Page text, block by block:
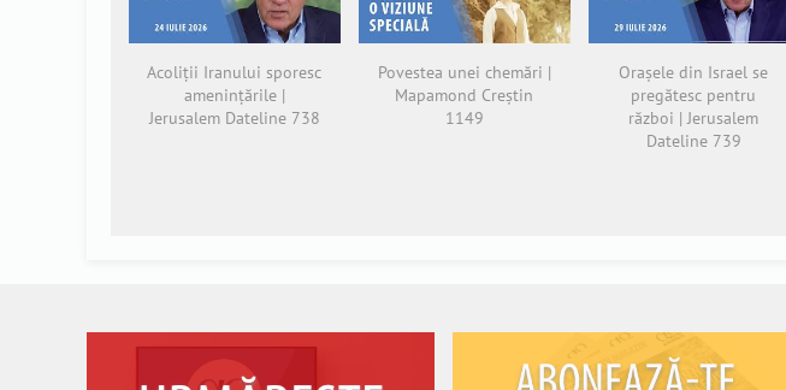
Acoliții Iranului sporesc
amenințările |
Jerusalem Dateline 738
Povestea unei chemări |
Mapamond Creștin
1149
Orașele din Israel se
pregătesc pentru
război | Jerusalem
Dateline 739